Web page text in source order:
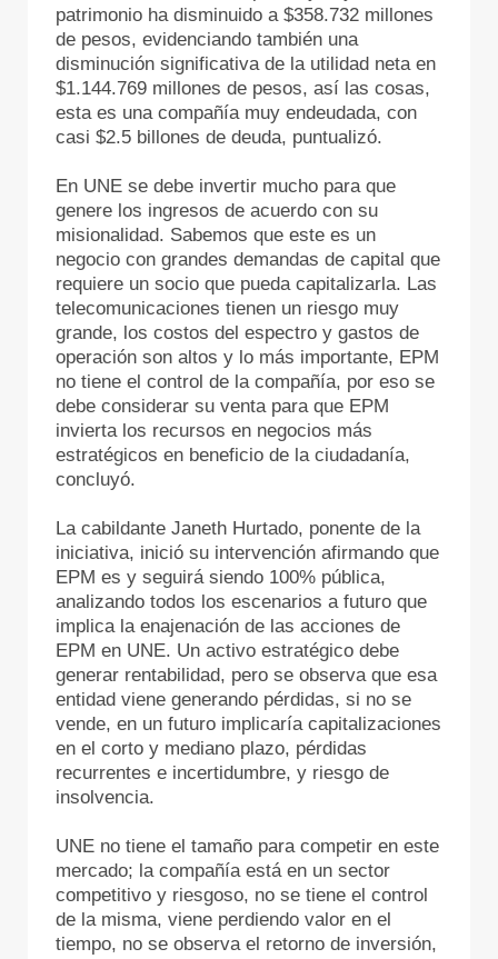
patrimonio ha disminuido a $358.732 millones
de pesos, evidenciando también una
disminución significativa de la utilidad neta en
$1.144.769 millones de pesos, así las cosas,
esta es una compañía muy endeudada, con
casi $2.5 billones de deuda, puntualizó.
En UNE se debe invertir mucho para que
genere los ingresos de acuerdo con su
misionalidad. Sabemos que este es un
negocio con grandes demandas de capital que
requiere un socio que pueda capitalizarla. Las
telecomunicaciones tienen un riesgo muy
grande, los costos del espectro y gastos de
operación son altos y lo más importante, EPM
no tiene el control de la compañía, por eso se
debe considerar su venta para que EPM
invierta los recursos en negocios más
estratégicos en beneficio de la ciudadanía,
concluyó.
La cabildante Janeth Hurtado, ponente de la
iniciativa, inició su intervención afirmando que
EPM es y seguirá siendo 100% pública,
analizando todos los escenarios a futuro que
implica la enajenación de las acciones de
EPM en UNE. Un activo estratégico debe
generar rentabilidad, pero se observa que esa
entidad viene generando pérdidas, si no se
vende, en un futuro implicaría capitalizaciones
en el corto y mediano plazo, pérdidas
recurrentes e incertidumbre, y riesgo de
insolvencia.
UNE no tiene el tamaño para competir en este
mercado; la compañía está en un sector
competitivo y riesgoso, no se tiene el control
de la misma, viene perdiendo valor en el
tiempo, no se observa el retorno de inversión,